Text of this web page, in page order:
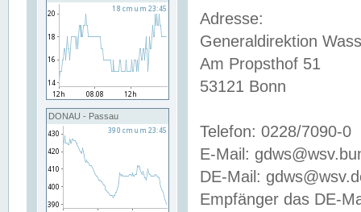
DONAU - Passau
Adresse:
Generaldirektion
Am Propsthof 51
53121 Bonn
Telefon: 0228/7090-0
E-Mail:
DE-Mail:
Empfänger das DE-